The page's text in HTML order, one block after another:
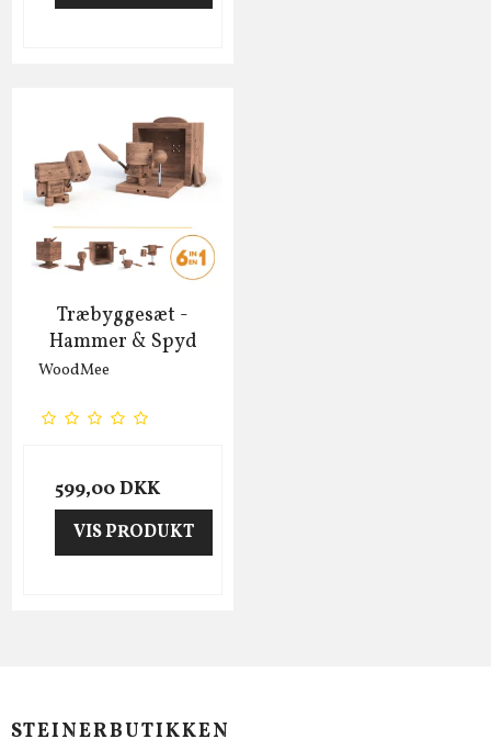
Træbyggesæt -
Hammer & Spyd
WoodMee
599,00 DKK
VIS PRODUKT
STEINERBUTIKKEN